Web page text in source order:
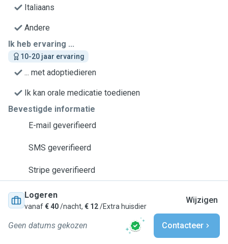
Italiaans
Andere
Ik heb ervaring ...
10-20 jaar ervaring
... met adoptiedieren
Ik kan orale medicatie toedienen
Bevestigde informatie
E-mail geverifieerd
SMS geverifieerd
Stripe geverifieerd
Logeren
vanaf€ 40/nacht, € 12/Extra huisdier
Wijzigen
Geen datums gekozen Contacteer